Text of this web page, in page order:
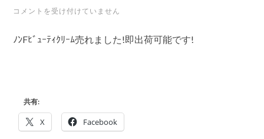
ﾉ
ﾋﾞ
ｭ
売
コメントを受け付けていません
ﾉﾝFﾋﾞｭｰﾃｨｸﾘｰﾑ売れました!即出荷可能です!
共有:
X Facebook